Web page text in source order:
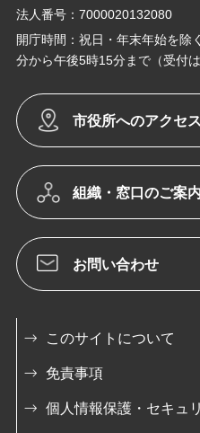
法人番号：7000020132080
開庁時間：祝日・年末年始を除
分から午後5時15分まで（受付は
市役所へのアクセス
組織・窓口のご案内
お問い合わせ
このサイトについて
免責事項
個人情報保護・セキュ